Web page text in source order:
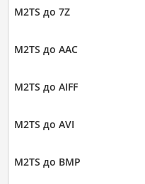
M2TS до 7Z
M2TS до AAC
M2TS до AIFF
M2TS до AVI
M2TS до BMP